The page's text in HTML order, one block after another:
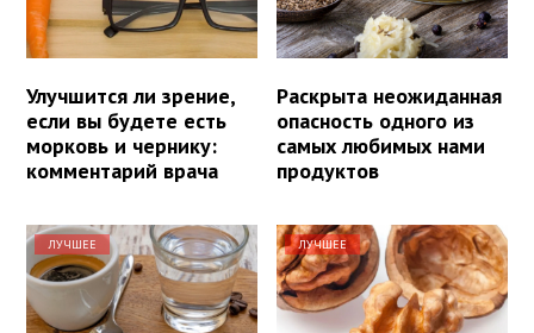
Улучшится ли зрение,
если вы будете есть
морковь и чернику:
комментарий врача
Раскрыта неожиданная
опасность одного из
самых любимых нами
продуктов
ЛУЧШЕЕ ЛУЧШЕЕ